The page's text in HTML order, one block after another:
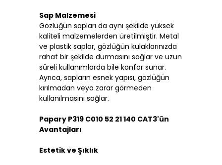
Sap Malzemesi
Gözlüğün sapları da aynı şekilde yüksek
kaliteli malzemelerden üretilmiştir. Metal
ve plastik saplar, gözlüğün kulaklarınızda
rahat bir şekilde durmasını sağlar ve uzun
süreli kullanımlarda bile konfor sunar.
Ayrıca, sapların esnek yapısı, gözlüğün
kırılmadan veya zarar görmeden
kullanılmasını sağlar.
Papary P319 C010 52 21 140 CAT3'ün
Avantajları
Estetik ve Şıklık